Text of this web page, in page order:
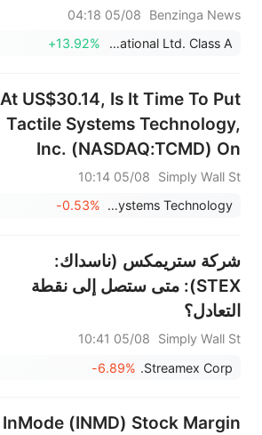
لمعرفته
Benzinga News
05/08 04:18
Jin Medical International Ltd. Class A
+13.92%
At US$30.14, Is It Time To Put
Tactile Systems Technology,
Inc. (NASDAQ:TCMD) On
Your Watch List?
Simply Wall St
05/08 10:14
Tactile Systems Technology
-0.53%
شركة ستريمكس (ناسداك:
STEX): متى ستصل إلى نقطة
التعادل؟
Simply Wall St
05/08 10:41
Streamex Corp.
-6.89%
InMode (INMD) Stock Margin